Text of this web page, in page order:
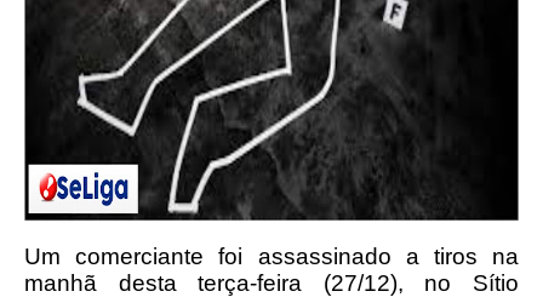
Um comerciante foi assassinado a tiros na
manhã desta terça-feira (27/12), no Sítio